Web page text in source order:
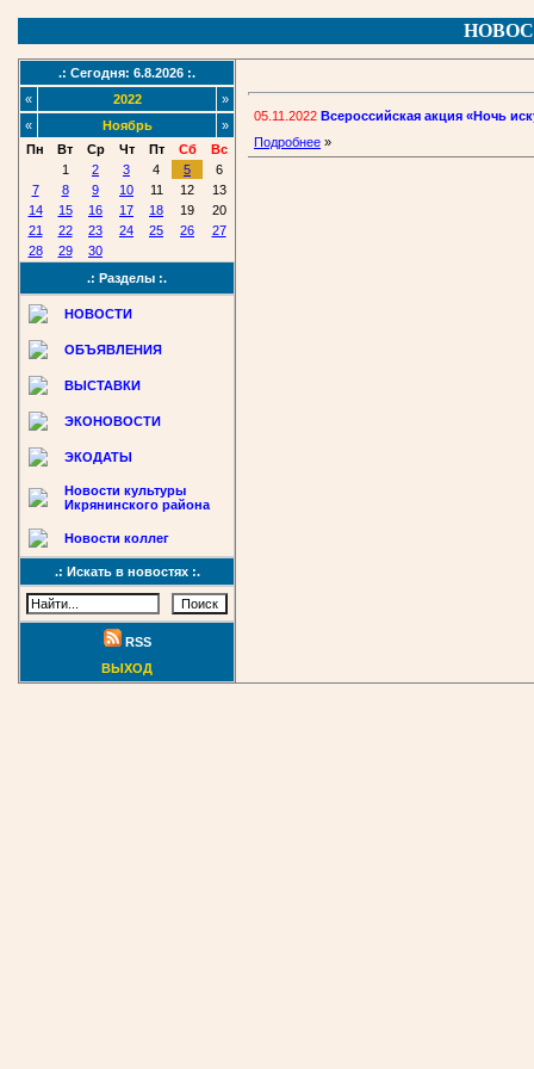
.: Сегодня: 6.8.2026 :.
«
2022
»
«
Ноябрь
»
Пн
Вт Ср Чт Пт Сб
Вс
1
2 3 4 5
6
7
8 9 10 11 12
13
14
15 16 17 18 19
20
21
22 23 24 25 26
27
28
29
30
.: Разделы :.
НОВОСТИ
ОБЪЯВЛЕНИЯ
ВЫСТАВКИ
ЭКОНОВОСТИ
ЭКОДАТЫ
Новости культуры
Икрянинского района
Новости коллег
.: Искать в новостях :.
RSS
ВЫХОД
05.11.2022 Всероссийская акция «Ночь
Подробнее »